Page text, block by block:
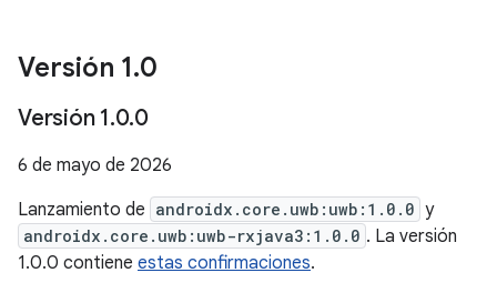
Versión 1.0
Versión 1.0.0
6 de mayo de 2026
Lanzamiento de androidx.core.uwb:uwb:1.0.0 y
androidx.core.uwb:uwb-rxjava3:1.0.0 . La versión
1.0.0 contiene estas confirmaciones.